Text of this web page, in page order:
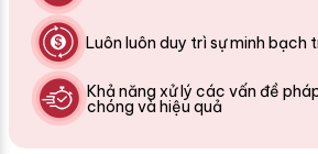
Luôn luôn duy trì sự minh bạch
Khả năng xử lý các vấn đề
chóng và hiệu quả